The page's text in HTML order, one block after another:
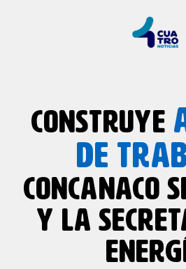
CONSTRUYE
DE
CONCANACO
Y LA